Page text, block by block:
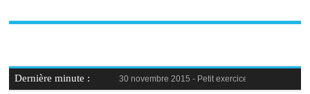
Dernière minute : 30 novembre 2015 - Petit exercice de la semaine
30 novembre 2015 -Blague au bureau #9